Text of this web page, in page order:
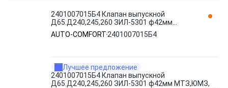
2401007015Б4 Клапан выпускной
Д65.Д240,245,260 ЗИЛ-5301 ф42мм
МТЗ,ЮМЗ, AUTO-COMFORT
AUTO-COMFORT 2401007015Б4
Лучшее предложение
2401007015Б4 Клапан выпускной
Д65.Д240,245,260 ЗИЛ-5301 ф42мм МТЗ,ЮМЗ,